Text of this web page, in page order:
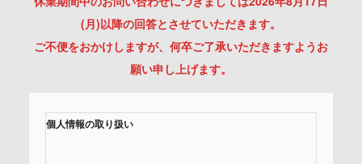
(月)以降の回答とさせていただきます。
ご不便をおかけしますが、何卒ご了承いただきますようお
願い申し上げます。
個人情報の取り扱い